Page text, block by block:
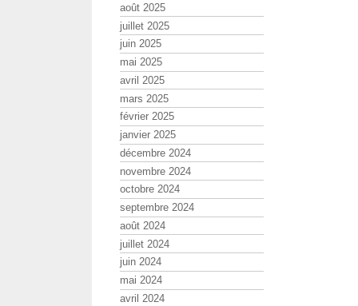
août 2025
juillet 2025
juin 2025
mai 2025
avril 2025
mars 2025
février 2025
janvier 2025
décembre 2024
novembre 2024
octobre 2024
septembre 2024
août 2024
juillet 2024
juin 2024
mai 2024
avril 2024